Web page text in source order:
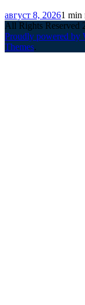
август 8, 20261 min
All Rights Reserved
Proudly powered by
Themes.